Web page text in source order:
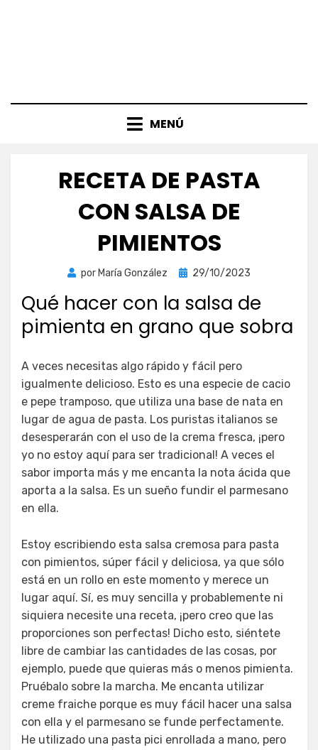
MENÚ
RECETA DE PASTA
CON SALSA DE
PIMIENTOS
por María González
Publicada
29/10/2023
Qué hacer con la salsa de
pimienta en grano que sobra
A veces necesitas algo rápido y fácil pero
igualmente delicioso. Esto es una especie de cacio
e pepe tramposo, que utiliza una base de nata en
lugar de agua de pasta. Los puristas italianos se
desesperarán con el uso de la crema fresca, ¡pero
yo no estoy aquí para ser tradicional! A veces el
sabor importa más y me encanta la nota ácida que
aporta a la salsa. Es un sueño fundir el parmesano
en ella.
Estoy escribiendo esta salsa cremosa para pasta
con pimientos, súper fácil y deliciosa, ya que sólo
está en un rollo en este momento y merece un
lugar aquí. Sí, es muy sencilla y probablemente ni
siquiera necesite una receta, ¡pero creo que las
proporciones son perfectas! Dicho esto, siéntete
libre de cambiar las cantidades de las cosas, por
ejemplo, puede que quieras más o menos pimienta.
Pruébalo sobre la marcha. Me encanta utilizar
creme fraiche porque es muy fácil hacer una salsa
con ella y el parmesano se funde perfectamente.
He utilizado una pasta pici enrollada a mano, pero